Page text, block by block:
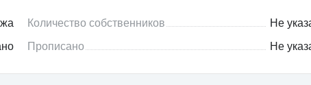
Количество собственников
Не
Прописано
Не